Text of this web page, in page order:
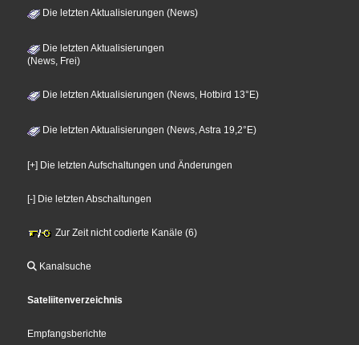
Die letzten Aktualisierungen (News)
Die letzten Aktualisierungen
(News, Frei)
Die letzten Aktualisierungen (News, Hotbird 13°E)
Die letzten Aktualisierungen (News, Astra 19,2°E)
[+] Die letzten Aufschaltungen und Änderungen
[-] Die letzten Abschaltungen
Zur Zeit nicht codierte Kanäle (6)
Kanalsuche
Sateliitenverzeichnis
Empfangsberichte